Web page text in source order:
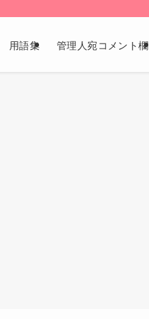
用語集 管理人宛コメント欄